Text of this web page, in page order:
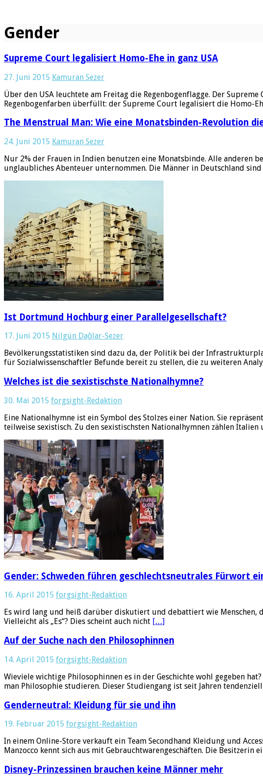
Gender
Supreme Court legalisiert Homo-Ehe in ganz USA
27. Juni 2015 Kamuran Sezer
Über den USA leuchtete am Freitag die Regenbogenflagge. Der
Regenbogenfarben überfüllt: der Supreme Court legalisiert die Homo-
The Menstrual Man: Wie eine Monatsbinden-Revolution
24. Juni 2015 Kamuran Sezer
Nur 2% der Frauen in Indien benutzen eine Monatsbinde. Alle anderen
unglaubliches Abenteuer unternommen. Die Männer in Deutschland sind
Ist Dortmund Hochburg einer Parallelgesellschaft?
17. Juni 2015 Nilgün Dağlar-Sezer
Bevölkerungsstatistiken sind dazu da, der Politik bei der
für Sozialwissenschaftler Befunde bereit zu stellen, die zu weiteren
Welches ist die sexistischste Nationalhymne?
30. Mai 2015 forgsight-Redaktion
Eine Nationalhymne ist ein Symbol des Stolzes einer Nation. Sie
teilweise sexistisch. Zu den sexistischsten Nationalhymnen zählen Italien
Gender: Schweden führen geschlechtsneutrales Fürwort
16. April 2015 forgsight-Redaktion
Es wird lang und heiß darüber diskutiert und debattiert wie Menschen,
Vielleicht als „Es“? Dies scheint auch nicht […]
Auf der Suche nach den Philosophinnen
14. April 2015 forgsight-Redaktion
Wieviele wichtige Philosophinnen es in der Geschichte wohl gegeben
man Philosophie studieren. Dieser Studiengang ist seit Jahren
Genderneutral: Kleidung für sie und ihn
19. Februar 2015 forgsight-Redaktion
In einem Online-Store verkauft ein Team Secondhand Kleidung und
Manzocco kennt sich aus mit Gebrauchtwarengeschäften. Die Besitzerin
Disney-Prinzessinen brauchen keine Männer mehr